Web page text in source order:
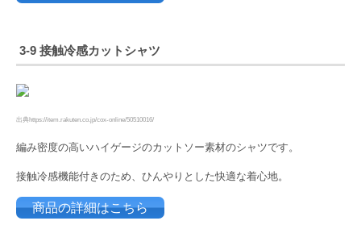
3-9 接触冷感カットシャツ
出典https://item.rakuten.co.jp/cox-online/50510016/
編み密度の高いハイゲージのカットソー素材のシャツです。
接触冷感機能付きのため、ひんやりとした快適な着心地。
商品の詳細はこちら